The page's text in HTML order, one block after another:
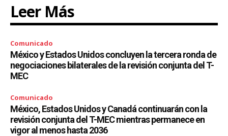
Leer Más
Comunicado
México y Estados Unidos concluyen la tercera ronda de
negociaciones bilaterales de la revisión conjunta del T-
MEC
Comunicado
México, Estados Unidos y Canadá continuarán con la
revisión conjunta del T-MEC mientras permanece en
vigor al menos hasta 2036